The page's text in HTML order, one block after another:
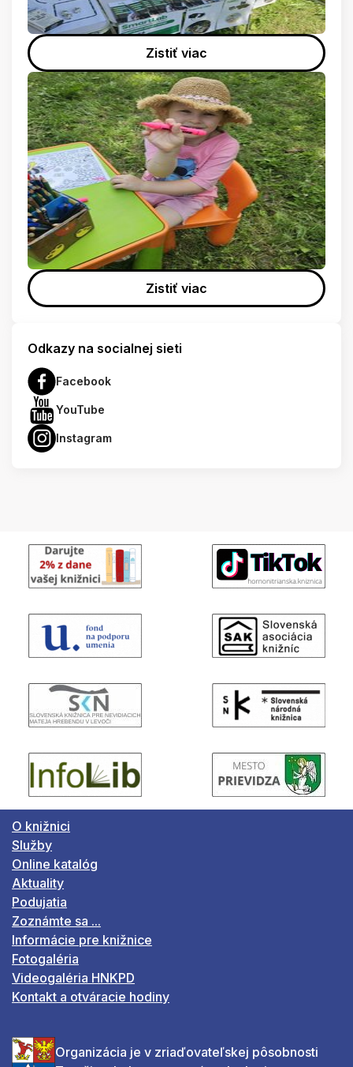
Zistiť viac
Zistiť viac
Odkazy na socialnej sieti
Facebook
YouTube
Instagram
O knižnici
Služby
Online katalóg
Aktuality
Podujatia
Zoznámte sa ...
Informácie pre knižnice
Fotogaléria
Videogaléria HNKPD
Kontakt a otváracie hodiny
Organizácia je v zriaďovateľskej pôsobnosti